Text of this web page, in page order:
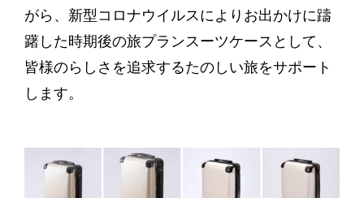
がら、新型コロナウイルスによりお出かけに躊
躇した時期後の旅プランスーツケースとして、
皆様のらしさを追求するたのしい旅をサポート
します。